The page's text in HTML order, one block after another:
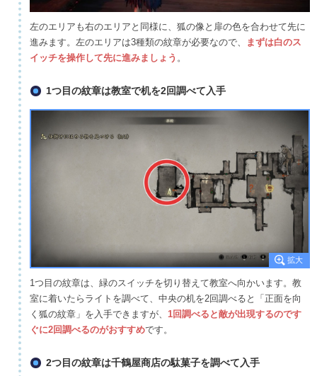
左のエリアも右のエリアと同様に、狐の像と扉の色を合わせて先に
進みます。左のエリアは3種類の紋章が必要なので、
まずは白のス
イッチを操作して先に進みましょう 。
1つ目の紋章は教室で机を2回調べて入手
1つ目の紋章は、緑のスイッチを切り替えて教室へ向かいます。教
室に着いたらライトを調べて、中央の机を2回調べると「正面を向
く狐の紋章」を入手できますが、 1回調べると敵が出現するのです
ぐに2回調べるのがおすすめです。
2つ目の紋章は千鶴屋商店の駄菓子を調べて入手